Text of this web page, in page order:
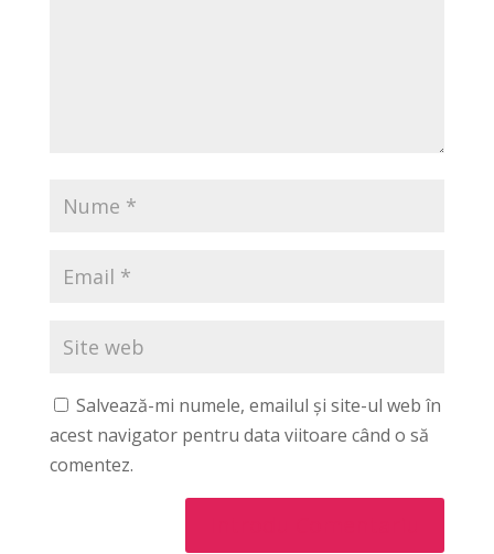
Salvează-mi numele, emailul și site-ul web în
acest navigator pentru data viitoare când o să
comentez.